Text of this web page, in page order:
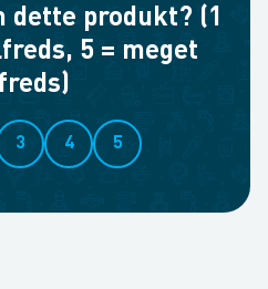
dette produkt? (1
5 = meget
3 4 5